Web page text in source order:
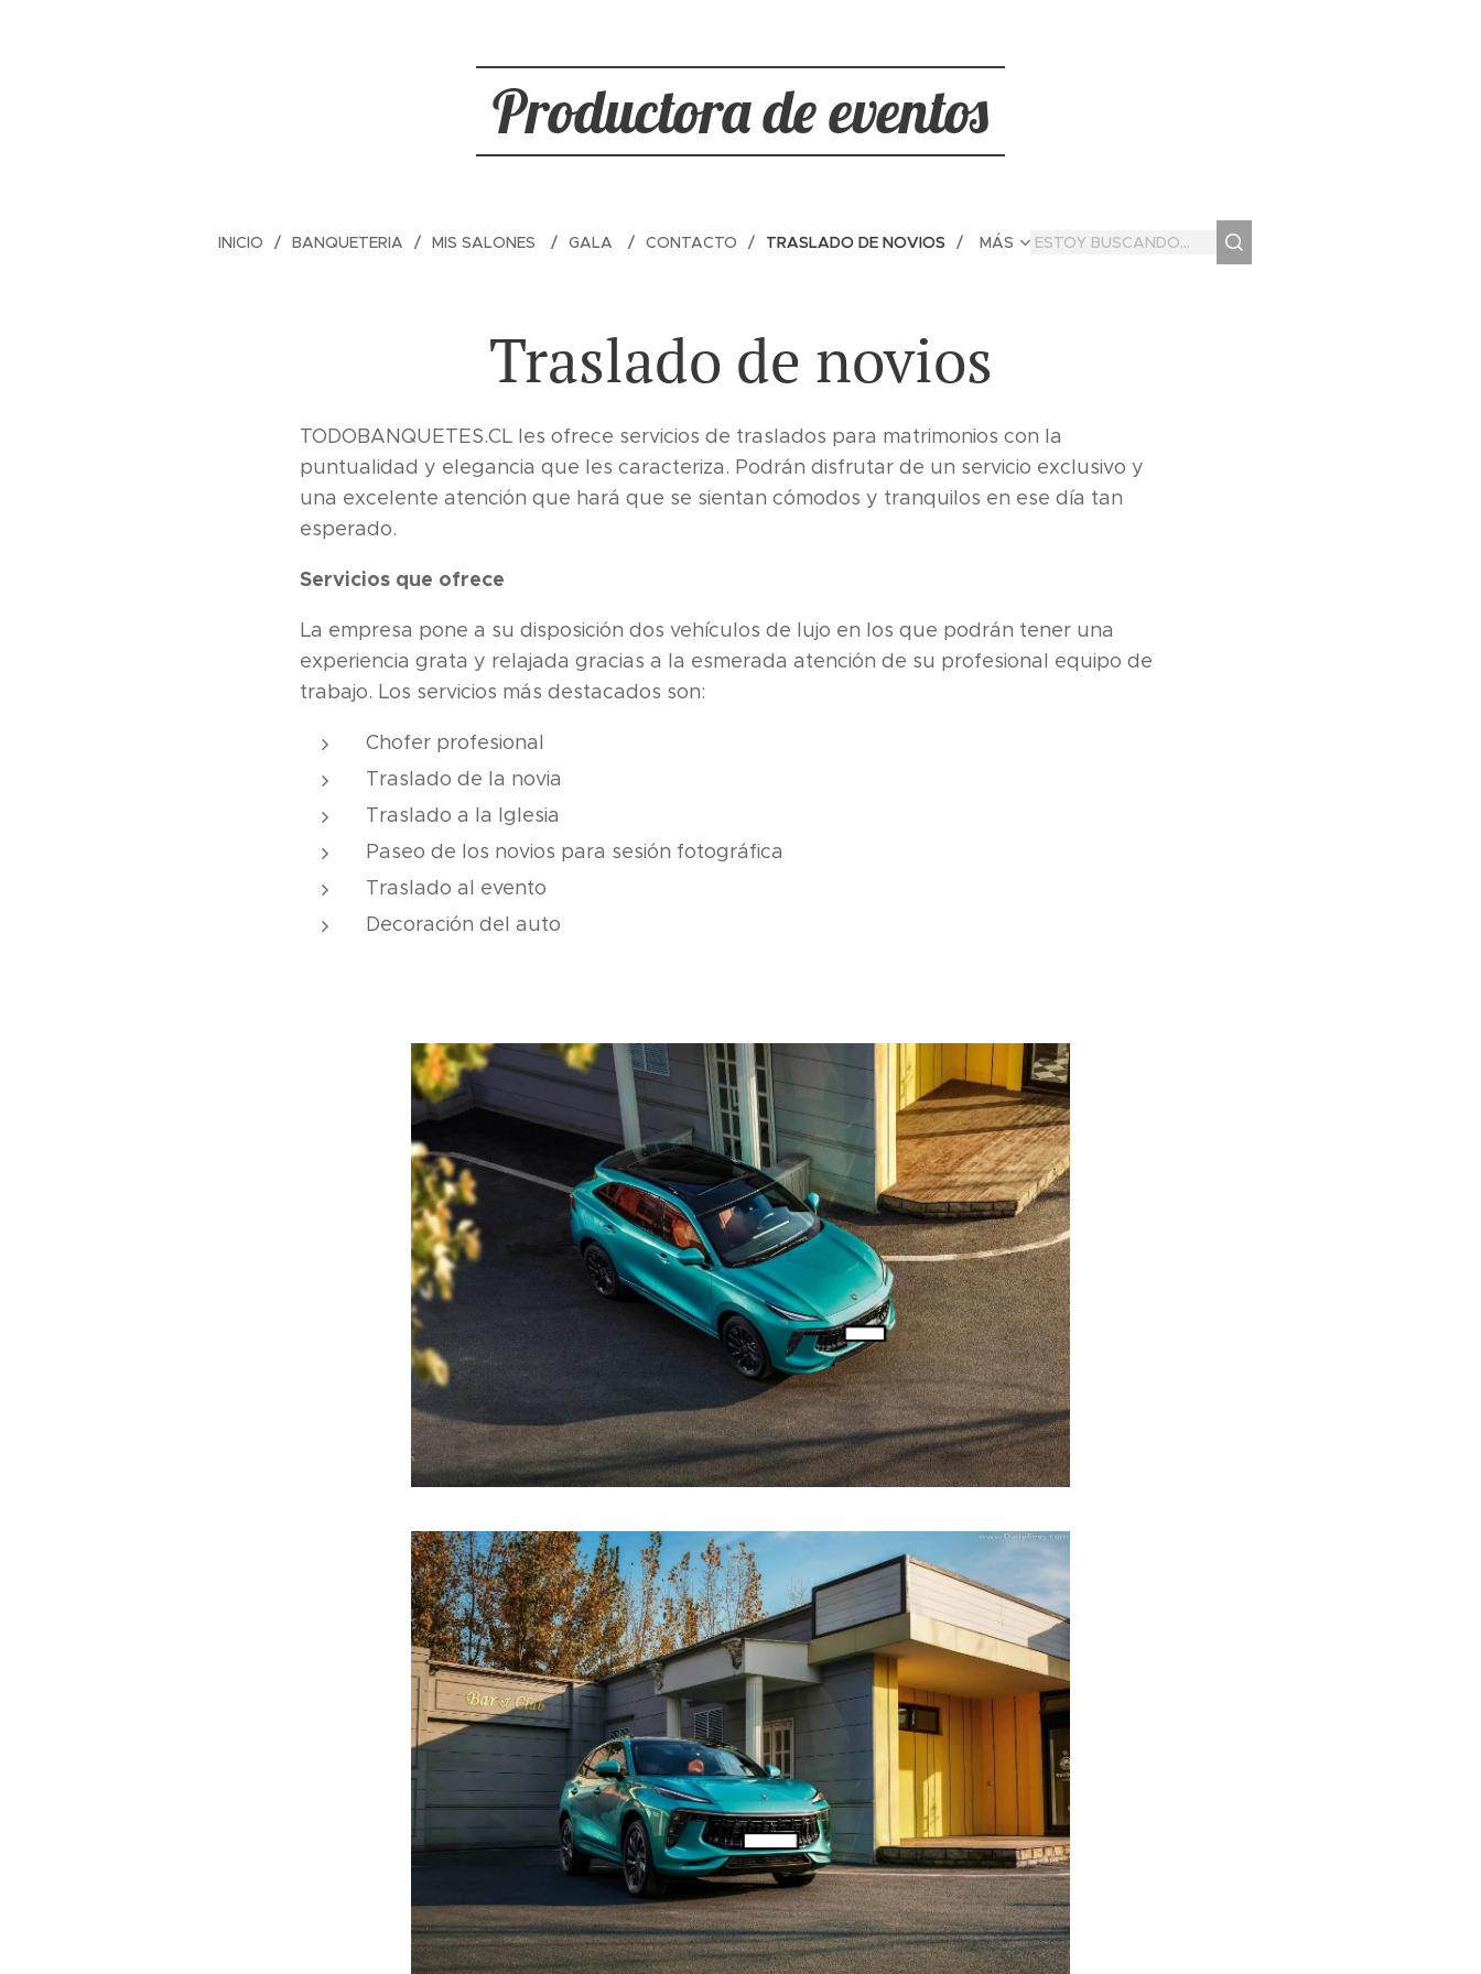
Productora de eventos
INICIO BANQUETERIA MIS SALONES GALA CONTACTO TRASLADO DE NOVIOS MÁS
Traslado de novios
TODOBANQUETES.CL les ofrece servicios de traslados para matrimonios con la
puntualidad y elegancia que les caracteriza. Podrán disfrutar de un servicio exclusivo y
una excelente atención que hará que se sientan cómodos y tranquilos en ese día tan
esperado.
Servicios que ofrece
La empresa pone a su disposición dos vehículos de lujo en los que podrán tener una
experiencia grata y relajada gracias a la esmerada atención de su profesional equipo de
trabajo. Los servicios más destacados son:
Chofer profesional
Traslado de la novia
Traslado a la Iglesia
Paseo de los novios para sesión fotográfica
Traslado al evento
Decoración del auto